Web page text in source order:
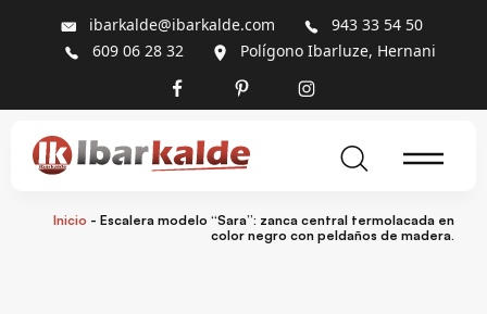
ibarkalde@ibarkalde.com
943 33 54 50
609 06 28 32
Polígono Ibarluze, Hernani
Inicio - Escalera modelo “Sara”: zanca central termolacada en
color negro con peldaños de madera.